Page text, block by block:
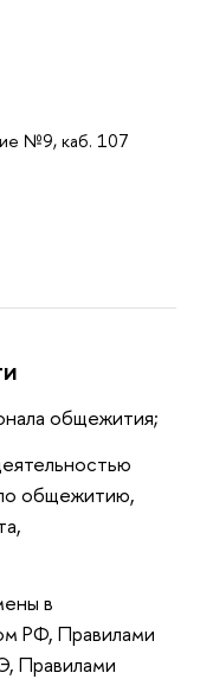
№9, каб. 107
общежития;
общежитию,
в
РФ, Правилами
Правилами